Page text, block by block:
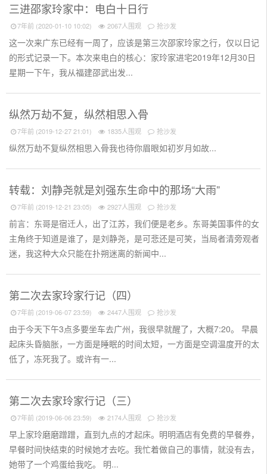
三进邵家玲家中：电白十日行
7年前 (2020-01-10 10:02) 2067人围观 抢沙发
这一次来广东已经有一周了，应该是第三次邵家玲家之行，仅以日记
的形式记录一下。本次来电白的核心：家玲家进宅2019年12月30日
星期一下午，我从福建邵武出发...
纵然万劫不复，纵然相思入骨
7年前 (2019-12-27 21:01) 1835人围观 抢沙发
纵然万劫不复纵然相思入骨我也待你眉眼如初岁月如故...
转载：刘静尧就是刘强东生命中的那场“大雨”
7年前 (2019-12-21 23:05) 2927人围观 抢沙发
前言：东哥是宿迁人，出了江苏，我们便是老乡。东哥美国事件的女
主角终于知道是谁了，是刘静尧，是可悲还是可笑，当局者清旁观者
迷，我这种大众只能在扑朔迷离的新闻中...
第二次去家玲家行记（四）
7年前 (2019-06-07 23:59) 2447人围观 抢沙发
由于今天下午3点多要坐车去广州，我很早就醒了，大概7:20。 早晨
起床头昏脑胀，一方面是睡眠的时间太短，一方面是空调温度开的太
低了，冻死我了。或许有一...
第二次去家玲家行记（三）
7年前 (2019-06-06 23:59) 2174人围观 抢沙发
早上家玲磨磨蹭蹭，直到九点的才起床。明明酒店有免费的早餐券，
早餐时间快结束的时候她才去吃。我忙着做自己的事情，就没有去，
她带了一个鸡蛋给我吃。 明...